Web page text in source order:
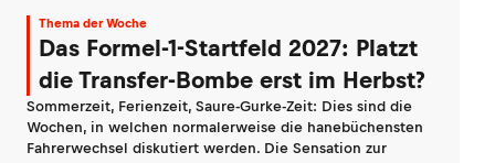
Thema der Woche
Das Formel-1-Startfeld 2027: Platzt
die Transfer-Bombe erst im Herbst?
Sommerzeit, Ferienzeit, Saure-Gurke-Zeit: Dies sind die
Wochen, in welchen normalerweise die hanebüchensten
Fahrerwechsel diskutiert werden. Die Sensation zur